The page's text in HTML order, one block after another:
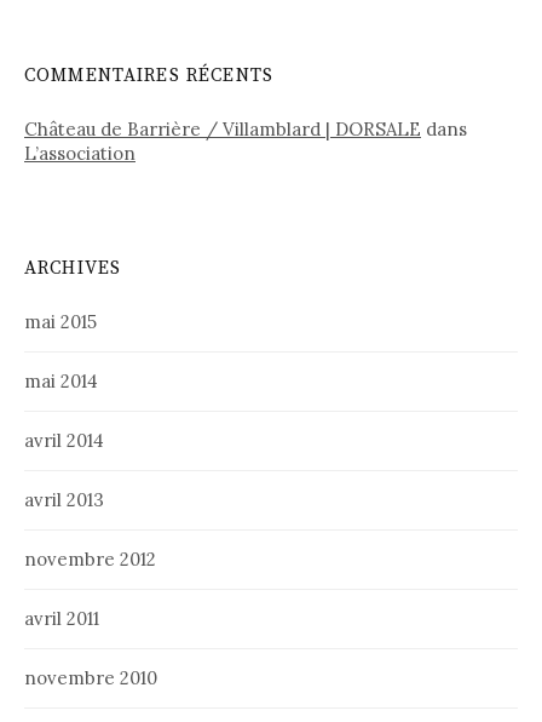
COMMENTAIRES RÉCENTS
Château de Barrière / Villamblard | DORSALE dans
L’association
ARCHIVES
mai 2015
mai 2014
avril 2014
avril 2013
novembre 2012
avril 2011
novembre 2010